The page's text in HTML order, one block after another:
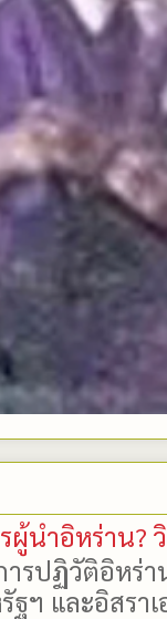
ผู้นำอิหร่าน?
รปฏิวัติอิหร่า
ฯ และอิสรา